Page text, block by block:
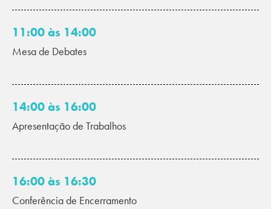
11:00 às 14:00
Mesa de Debates
14:00 às 16:00
Apresentação de Trabalhos
16:00 às 16:30
Conferência de Encerramento